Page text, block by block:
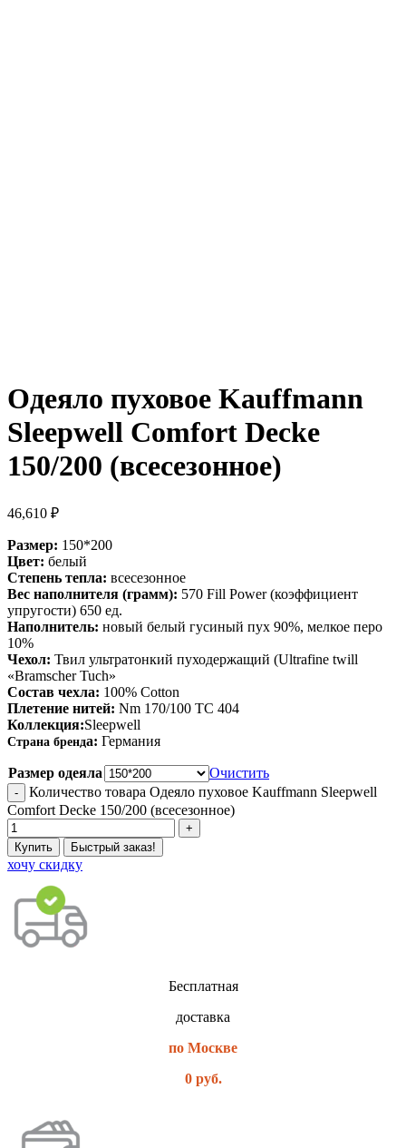
Одеяло пуховое Kauffmann
Sleepwell Comfort Decke
150/200 (всесезонное)
46,610 ₽
Размер: 150*200
Цвет: белый
Степень тепла: всесезонное
Вес наполнителя (грамм): 570 Fill Power (коэффициент
упругости) 650 ед.
Наполнитель: новый белый гусиный пух 90%, мелкое перо
10%
Чехол: Твил ультратонкий пуходержащий (Ultrafine twill
«Bramscher Tuch»
Состав чехла: 100% Cotton
Плетение нитей: Nm 170/100 TC 404
Коллекция:Sleepwell
Страна бренда: Германия
Размер одеяла
Очистить
Количество товара Одеяло пуховое Kauffmann Sleepwell
Comfort Decke 150/200 (всесезонное)
Купить Быстрый заказ!
хочу скидку
Бесплатная
доставка
по Москве
0 руб.